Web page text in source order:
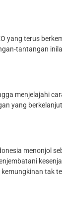
yang terus
tantangan
menjelajahi
yang
menonjol
tak